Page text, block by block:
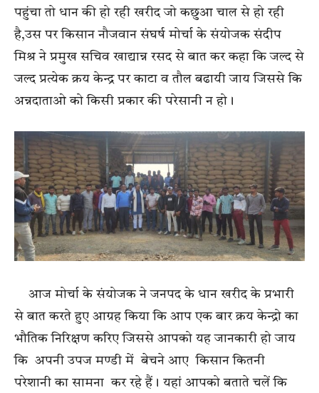
पहुंचा तो धान की हो रही खरीद जो कछुआ चाल से हो रही
है,उस पर किसान नौजवान संघर्ष मोर्चा के संयोजक संदीप
मिश्र ने प्रमुख सचिव खाद्यान्न रसद से बात कर कहा कि जल्द से
जल्द प्रत्येक क्रय केन्द्र पर काटा व तौल बढायी जाय जिससे कि
अन्नदाताओ को किसी प्रकार की परेसानी न हो।
आज मोर्चा के संयोजक ने जनपद के धान खरीद के प्रभारी
से बात करते हुए आग्रह किया कि आप एक बार क्रय केन्द्रो का
भौतिक निरिक्षण करिए जिससे आपको यह जानकारी हो जाय
कि अपनी उपज मण्डी में बेचने आए किसान कितनी
परेशानी का सामना कर रहे हैं। यहां आपको बताते चलें कि